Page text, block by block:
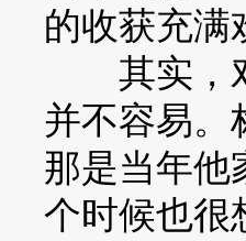
的收获充满
其实，对
并不容易。
那是当年他
个时候也很